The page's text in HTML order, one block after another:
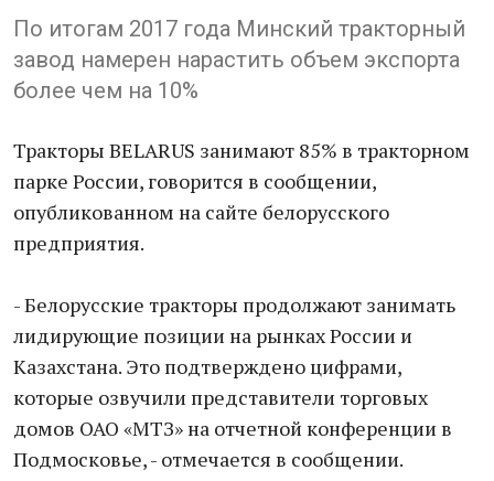
По итогам 2017 года Минский тракторный
завод намерен нарастить объем экспорта
более чем на 10%
Тракторы BELARUS занимают 85% в тракторном
парке России, говорится в сообщении,
опубликованном на сайте белорусского
предприятия.
- Белорусские тракторы продолжают занимать
лидирующие позиции на рынках России и
Казахстана. Это подтверждено цифрами,
которые озвучили представители торговых
домов ОАО «МТЗ» на отчетной конференции в
Подмосковье, - отмечается в сообщении.